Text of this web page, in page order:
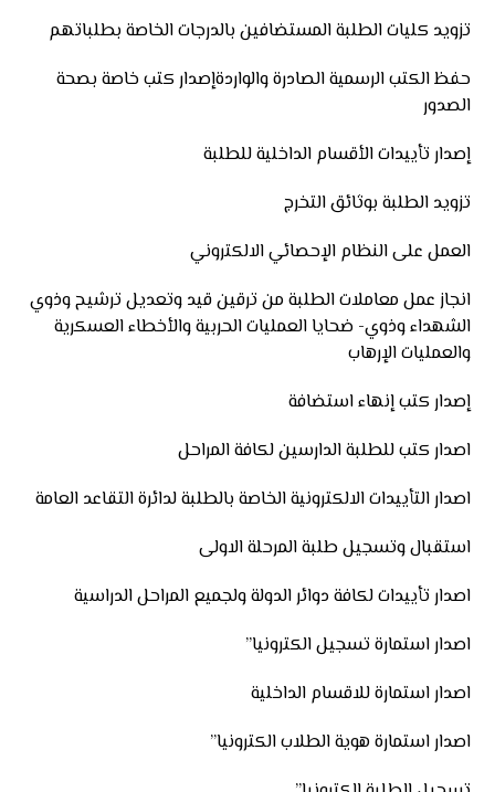
تزويد كليات الطلبة المستضافين بالدرجات الخاصة بطلباتهم
حفظ الكتب الرسمية الصادرة والواردةإصدار كتب خاصة بصحة
الصدور
إصدار تأييدات الأقسام الداخلية للطلبة
تزويد الطلبة بوثائق التخرج
العمل على النظام الإحصائي الالكتروني
انجاز عمل معاملات الطلبة من ترقين قيد وتعديل ترشيح وذوي
الشهداء وذوي- ضحايا العمليات الحربية والأخطاء العسكرية
والعمليات الإرهاب
إصدار كتب إنهاء استضافة
اصدار كتب للطلبة الدارسين لكافة المراحل
اصدار التأييدات الالكترونية الخاصة بالطلبة لدائرة التقاعد العامة
استقبال وتسجيل طلبة المرحلة الاولى
اصدار تأييدات لكافة دوائر الدولة ولجميع المراحل الدراسية
اصدار استمارة تسجيل الكترونيا”
اصدار استمارة للاقسام الداخلية
اصدار استمارة هوية الطلاب الكترونيا”